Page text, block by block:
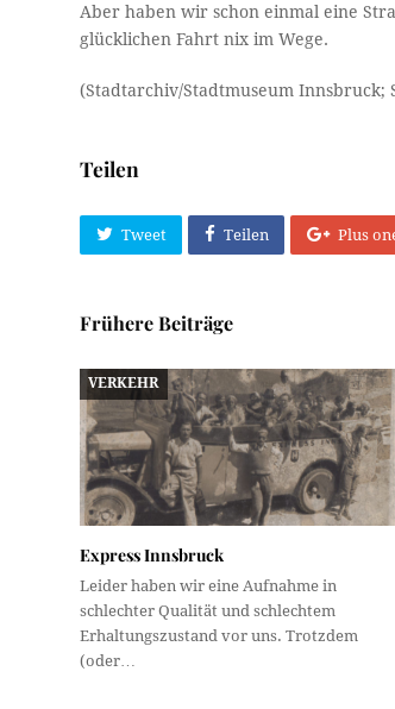
Aber haben wir schon einmal eine
glücklichen Fahrt nix im Wege.
(Stadtarchiv/Stadtmuseum Innsbruck;
Teilen
Tweet Teilen Plus
Frühere Beiträge
VERKEHR
Express Innsbruck
Leider haben wir eine Aufnahme in
schlechter Qualität und schlechtem
Erhaltungszustand vor uns. Trotzdem
(oder…